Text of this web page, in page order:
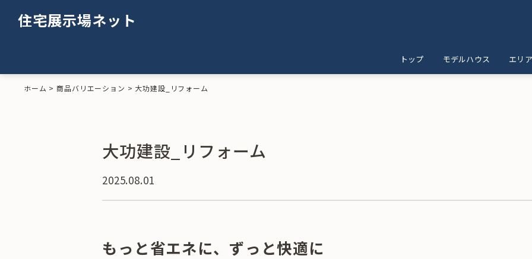
住宅展示場ネット
トップ モデルハウス エリ
ホーム >商品バリエーション > 大功建設_リフォーム
大功建設_リフォーム
2025.08.01
もっと省エネに、ずっと快適に